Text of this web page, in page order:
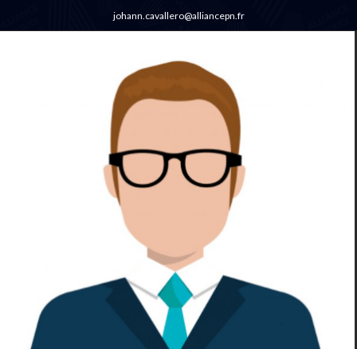
johann.cavallero@alliancepn.fr